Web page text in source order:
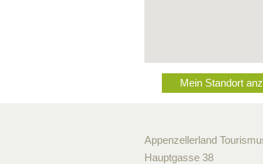
Mein Standort
Appenzellerland
Hauptgasse 38